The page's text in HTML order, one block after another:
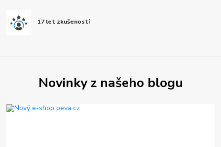
17 let zkušeností
Novinky z našeho blogu